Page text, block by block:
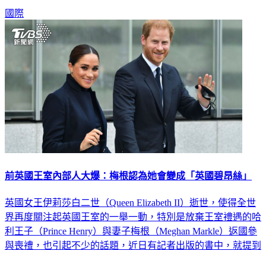
國際
前英國王室內部人大爆：梅根認為她會變成「英國碧昂絲」
英國女王伊莉莎白二世（Queen Elizabeth II）逝世，使得全世
界再度關注起英國王室的一舉一動，特別是放棄王室禮遇的哈
利王子（Prince Henry）與妻子梅根（Meghan Markle）返國參
與喪禮，也引起不少的話題，近日有記者出版的書中，就提到